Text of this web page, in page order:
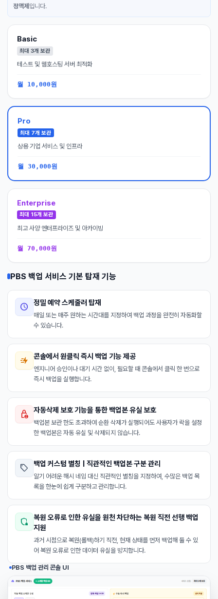
정액제 입니다.
Basic
최대 3개 보관
테스트 및 웹호스팅 서버 최적화
월 10,000원
Pro
최대 7개 보관
상용 기업 서비스 및 인프라
월 30,000원
Enterprise
최대 15개 보관
최고 사양 엔터프라이즈 및 아카이빙
월 70,000원
PBS 백업 서비스 기본 탑재 기능
 정밀 예약 스케줄러 탑재
매일 또는 매주 원하는 시간대를 지정하여 백업 과정을 완전히 자동화할
수 있습니다.
󿽪 콘솔에서 원클릭 즉시 백업 기능 제공
엔지니어 승인이나 대기 시간 없이, 필요할 때 콘솔에서 클릭 한 번으로
즉시 백업을 실행합니다.
 자동삭제 보호 기능을 통한 백업본 유실 보호
백업본 보관 한도 초과하여 순환 삭제가 실행되어도 사용자가 락을 설정
한 백업본은 자동 유실 및 삭제되지 않습니다.
 백업 커스텀 별칭 | 직관적인 백업본 구분 관리
알기 어려운 해시 네임 대신 직관적인 별칭을 지정하여, 수많은 백업 목
록을 한눈에 쉽게 구분하고 관리합니다.

복원 오류로 인한 유실을 원천 차단하는 복원 직전 선행 백업
지원
과거 시점으로 복원(롤백)하기 직전, 현재 상태를 먼저 백업해 둘 수 있
어 복원 오류로 인한 데이터 유실을 방지합니다.
PBS 백업 관리 콘솔 UI